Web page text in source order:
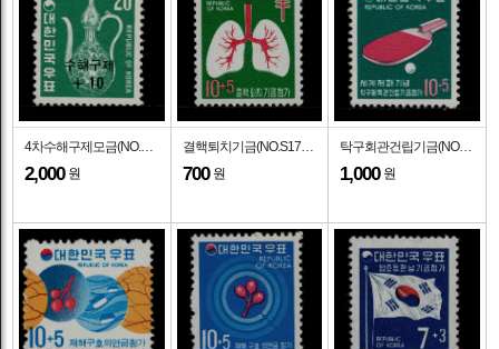
4차수해구제모금(NO.S18)-VF-1977.7.25일
2,000 원
결핵퇴치기금(NO.S17)-VF-1974.11.1일
700 원
탁구회관건립기금(NO.S16)-VF-1973.8.1일
1,000 원